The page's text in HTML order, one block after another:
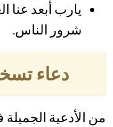
يارب أبعد عنا
شرور الناس.
دعاء
من الأدعية